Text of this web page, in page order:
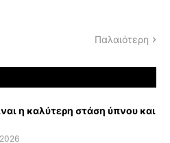
Παλαιότερη
η καλύτερη στάση ύπνου και